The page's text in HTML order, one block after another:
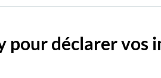
pour déclarer vos